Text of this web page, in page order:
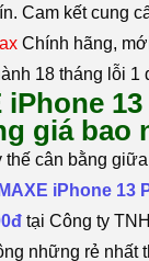
Cam kết cung
Chính hãng,
18 tháng lỗi 1
iPhone
giá bao
thế cân bằng
iPhone 13
tại Công ty
những rẻ nhất